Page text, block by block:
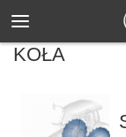
KOŁA